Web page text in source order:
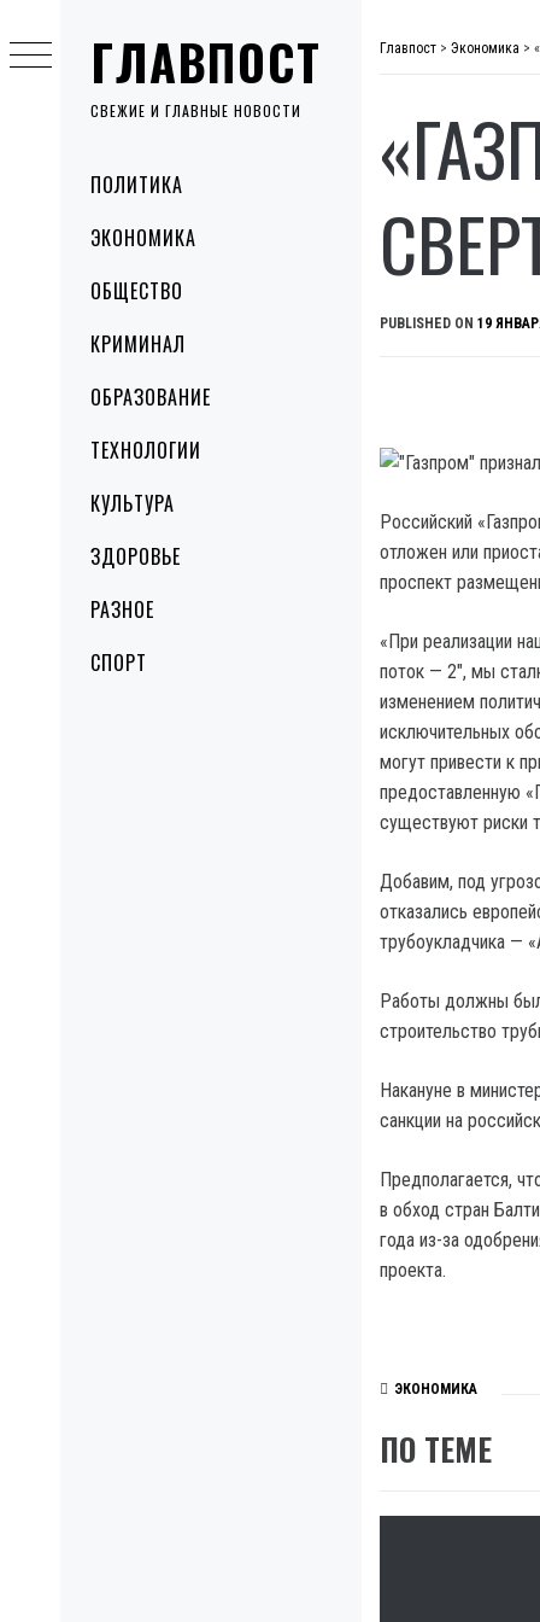
ГЛАВПОСТ
СВЕЖИЕ И ГЛАВНЫЕ НОВОСТИ
MenuПОЛИТИКА
ЭКОНОМИКА
ОБЩЕСТВО
КРИМИНАЛ
ОБРАЗОВАНИЕ
ТЕХНОЛОГИИ
КУЛЬТУРА
ЗДОРОВЬЕ
РАЗНОЕ
СПОРТ
to
content
Главпост > Экономика >
PUBLISHED ON 19
Российский
отложен или
проспект
«При реализации
поток — 2″, мы
изменением
исключительных
могут привести к
предоставленную
существуют риски
Добавим, под
отказались
трубоукладчика —
Работы должны
строительство
Накануне в
санкции на
Предполагается,
в обход стран
года из-за
проекта.
ЭКОНОМИКА
ПО ТЕМЕ